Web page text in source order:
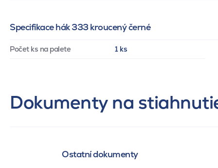
Specifikace hák 333 kroucený černé
Počet ks na palete 1 ks
Dokumenty na
Ostatní dokumenty